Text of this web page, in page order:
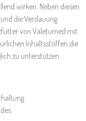
wirken. Neben diesen
die Verdauung
von Valetumed mit
Inhaltsstoffen die
zu unterstützen.